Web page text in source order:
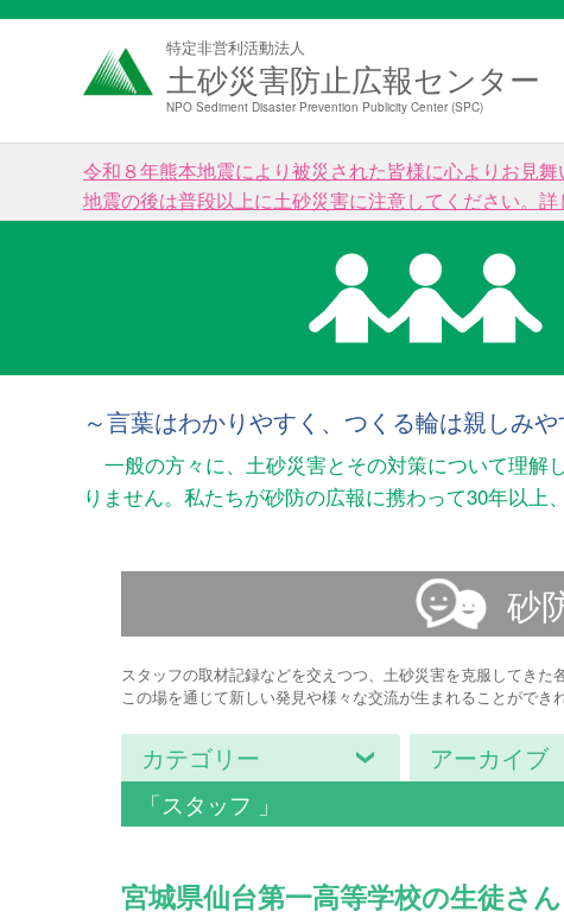
特定非営利活動法人
土砂災害防止広報センター
NPO Sediment Disaster Prevention Publicity Center (SPC)
令和８年熊本地震により被災された皆様に心よりお見
地震の後は普段以上に土砂災害に注意してください。
～言葉はわかりやすく、つくる輪は親しみや
一般の方々に、土砂災害とその対策について理
りません。私たちが砂防の広報に携わって30年以上
砂
スタッフの取材記録などを交えつつ、土砂災害を克服してきた
この場を通じて新しい発見や様々な交流が生まれることができ
カテゴリー アーカイブ
「スタッフ 」
宮城県仙台第一高等学校の生徒さん